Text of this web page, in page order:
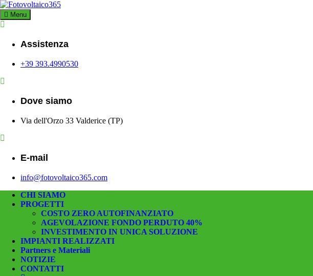
Skip
to
content
Fotovoltaico365
Impianto a Costo Zero Autofinanziato
Menu
Assistenza
+39 393.4990530
Dove siamo
Via dell'Orzo 33 Valderice (TP)
E-mail
info@fotovoltaico365.com
CHI SIAMO
PROGETTI
COSTO ZERO AUTOFINANZIATO
AGEVOLAZIONE FONDO PERDUTO 40%
INVESTIMENTO IN UNICA SOLUZIONE
IMPIANTI REALIZZATI
Partners e Materiali
NOTIZIE
CONTATTI